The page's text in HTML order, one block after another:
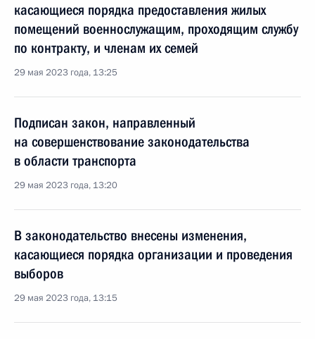
касающиеся порядка предоставления жилых
помещений военнослужащим, проходящим службу
по контракту, и членам их семей
29 мая 2023 года, 13:25
Подписан закон, направленный
на совершенствование законодательства
в области транспорта
29 мая 2023 года, 13:20
В законодательство внесены изменения,
касающиеся порядка организации и проведения
выборов
29 мая 2023 года, 13:15